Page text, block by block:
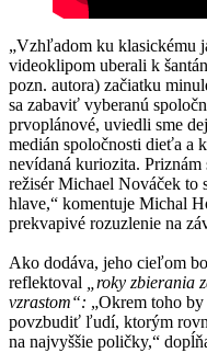
„Vzhľadom ku klasickému
videoklipom uberali k
pozn. autora) začiatku
sa zabaviť vyberanú
prvoplánové, uviedli sme
medián spoločnosti dieťa a
nevídaná kuriozita.
režisér Michael Nováček to
hlave,“ komentuje Michal
prekvapivé rozuzlenie na
Ako dodáva, jeho cieľom
reflektoval
„roky zbierania
vzrastom“: „Okrem toho
povzbudiť ľudí, ktorým
na najvyššie poličky,“